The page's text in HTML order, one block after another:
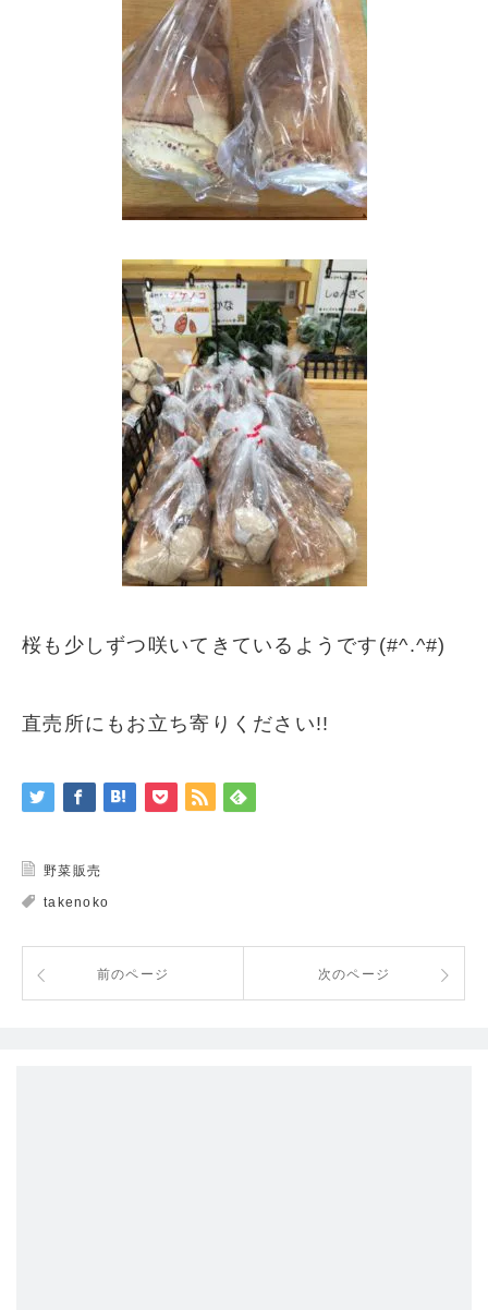
桜も少しずつ咲いてきているようです(#^.^#)
直売所にもお立ち寄りください!!
野菜販売
takenoko
前のページ 次のページ